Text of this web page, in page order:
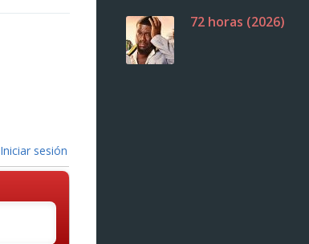
Iniciar sesión
72 horas (2026)